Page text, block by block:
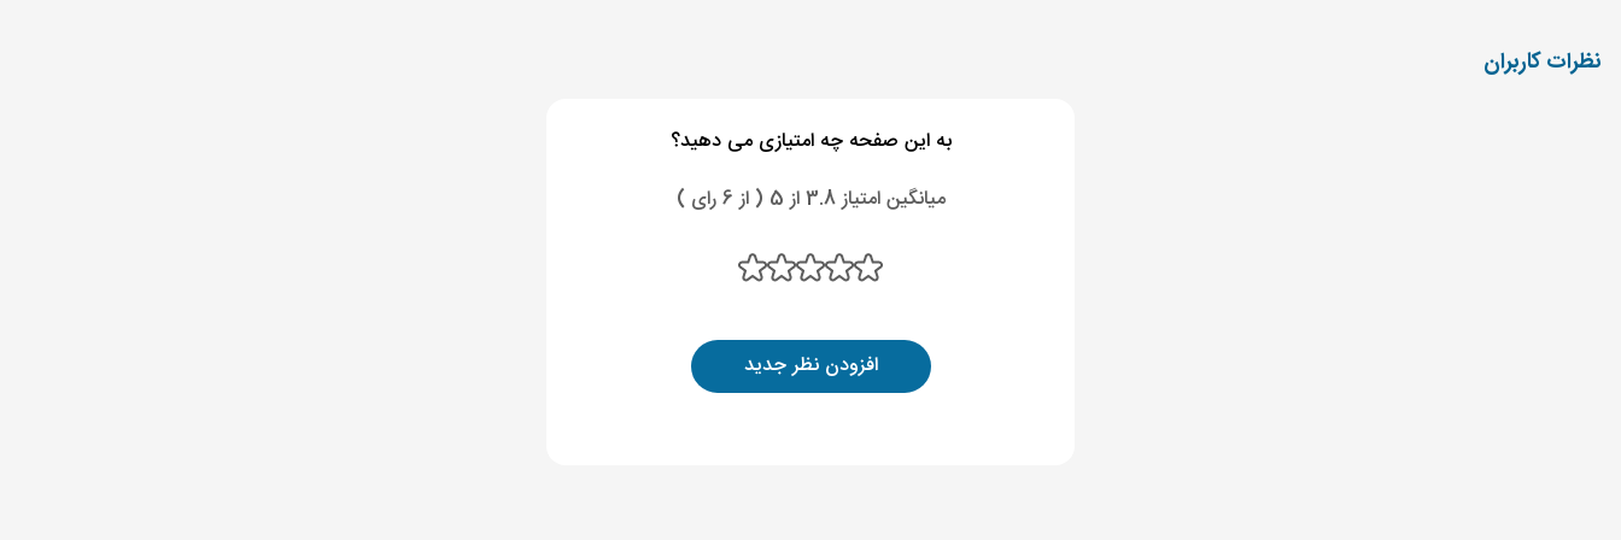
نظرات کاربران
به این صفحه چه امتیازی می دهید؟
میانگین امتیاز 3.8 از 5 ( از 6 رای )
افزودن نظر جدید